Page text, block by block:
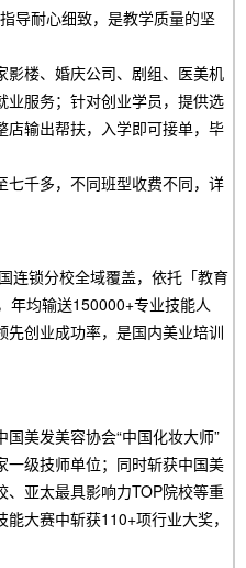
导耐心细致，是教学质量的坚
影楼、婚庆公司、剧组、医美机
业服务；针对创业学员，提供选
店输出帮扶，入学即可接单，毕
七千多，不同班型收费不同，详
连锁分校全域覆盖，依托「教育
年均输送150000+专业技能人
创业成功率，是国内美业培训
美发美容协会“中国化妆大师”
一级技师单位；同时斩获中国美
、亚太最具影响力TOP院校等重
大赛中斩获110+项行业大奖，